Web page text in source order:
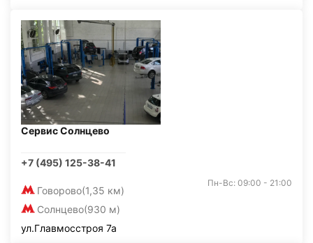
Сервис Солнцево
+7 (495) 125-38-41
Говорово(1,35 км)
Солнцево(930 м)
Пн-Вс: 09:00 - 21:00
ул.Главмосстроя 7а